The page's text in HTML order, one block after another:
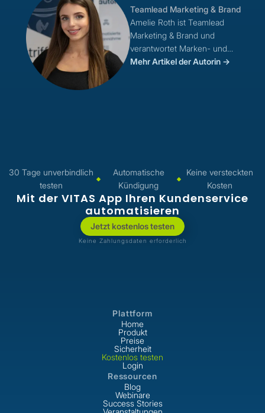
Teamlead Marketing & Brand
Amelie Roth ist Teamlead
Marketing & Brand und
verantwortet Marken- und
Kommunikationsmaßnahmen. Mit
Social-Media- und
Projektmanagerin und entwickelte
ein tiefes Verständnis für digitales
Marketing, Projektmanagement
und Kommunikation. Das prägte
ihre Leidenschaft für strategische
Mehr Artikel der Autorin ->
30 Tage unverbindlich
testen
Automatische
Kündigung
Keine versteckten
Kosten
Mit der VITAS App Ihren Kundenservice
automatisieren
Jetzt kostenlos testen
Keine Zahlungsdaten erforderlich
Plattform
Home
Produkt
Preise
Sicherheit
Kostenlos testen
Login
Ressourcen
Blog
Webinare
Success Stories